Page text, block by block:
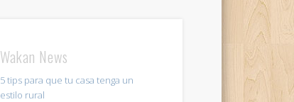
Wakan News
5 tips para que tu casa tenga un
estilo rural